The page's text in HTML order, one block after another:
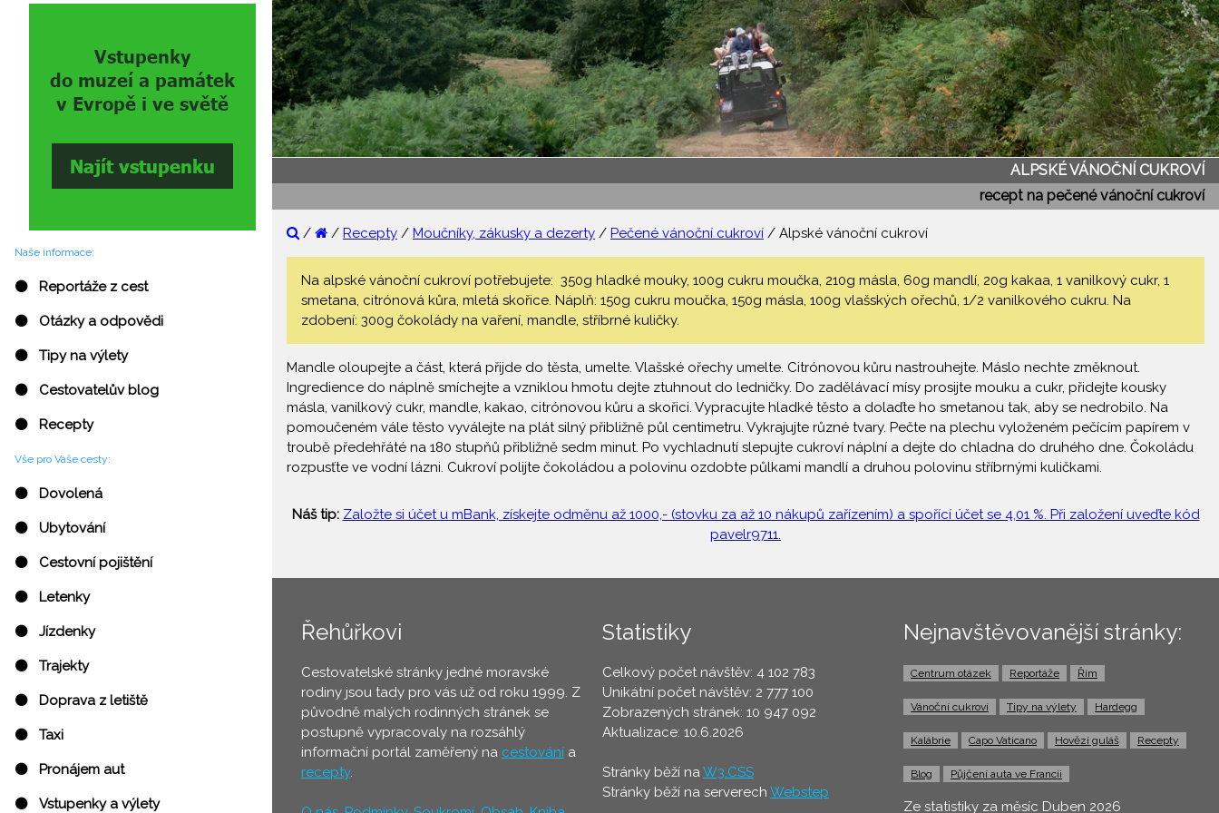
Naše informace:
⚫ Reportáže z cest
⚫ Otázky a odpovědi
⚫ Tipy na výlety
⚫ Cestovatelův blog
⚫ Recepty
Vše pro Vaše cesty:
⚫ Dovolená
⚫ Ubytování
⚫ Cestovní pojištění
⚫ Letenky
⚫ Jízdenky
⚫ Trajekty
⚫ Doprava z letiště
⚫ Taxi
⚫ Pronájem aut
⚫ Vstupenky a výlety
ALPSKÉ VÁNOČNÍ CUKROVÍ
recept na pečené vánoční cukroví
/ / Recepty / Moučníky, zákusky a dezerty / Pečené vánoční cukroví / Alpské vánoční cukroví
Na alpské vánoční cukroví potřebujete: 350g hladké mouky, 100g cukru moučka, 210g másla, 60g mandlí, 20g kakaa, 1 vanilkový cukr, 1
smetana, citrónová kůra, mletá skořice. Náplň: 150g cukru moučka, 150g másla, 100g vlašských ořechů, 1/2 vanilkového cukru. Na
zdobení: 300g čokolády na vaření, mandle, stříbrné kuličky.
Mandle oloupejte a část, která přijde do těsta, umelte. Vlašské ořechy umelte. Citrónovou kůru nastrouhejte. Máslo nechte změknout.
Ingredience do náplně smíchejte a vzniklou hmotu dejte ztuhnout do ledničky. Do zadělávací mísy prosijte mouku a cukr, přidejte kousky
másla, vanilkový cukr, mandle, kakao, citrónovou kůru a skořici. Vypracujte hladké těsto a dolaďte ho smetanou tak, aby se nedrobilo. Na
pomoučeném vále těsto vyválejte na plát silný přibližně půl centimetru. Vykrajujte různé tvary. Pečte na plechu vyloženém pečícím papírem v
troubě předehřáté na 180 stupňů přibližně sedm minut. Po vychladnutí slepujte cukroví náplní a dejte do chladna do druhého dne. Čokoládu
rozpusťte ve vodní lázni. Cukroví polijte čokoládou a polovinu ozdobte půlkami mandlí a druhou polovinu stříbrnými kuličkami.
Náš tip: Založte si účet u mBank, získejte odměnu až 1000,- (stovku za až 10 nákupů zařízením) a spořící účet se 4,01 %. Při založení uveďte kód
pavelr9711.
Řehůřkovi
Cestovatelské stránky jedné moravské
rodiny jsou tady pro vás už od roku 1999. Z
původně malých rodinných stránek se
postupně vypracovaly na rozsáhlý
informační portál zaměřený na cestování a
recepty.
Statistiky
Celkový počet návštěv: 4 102 783
Unikátní počet návštěv: 2 777 100
Zobrazených stránek: 10 947 092
Aktualizace: 10.6.2026
Stránky běží naW3.CSS
Stránky běží na serverech Webstep
Nejnavštěvovanější stránky:
Centrum otázek Reportáže Řím
Vánoční cukroví Tipy na výlety Hardegg
Kalábrie Capo Vaticano Hovězí guláš Recepty
Blog Půjčení auta ve Francii
Ze statistiky za měsíc Duben 2026